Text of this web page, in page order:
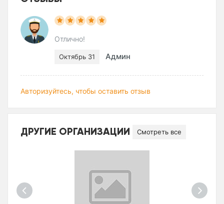
Отлично!
Октябрь 31 Админ
Авторизуйтесь, чтобы оставить отзыв
ДРУГИЕ ОРГАНИЗАЦИИ Смотреть все